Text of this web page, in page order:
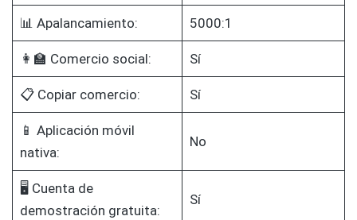
📊 Apalancamiento: 5000:1
👩‍🏫 Comercio social: Sí
📋 Copiar comercio: Sí
📱 Aplicación móvil
nativa:
No
🖥️ Cuenta de
demostración gratuita:
Sí